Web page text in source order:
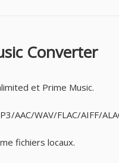
Converter
et Prime Music.
AAC/WAV/FLAC/AIFF/
fichiers locaux.